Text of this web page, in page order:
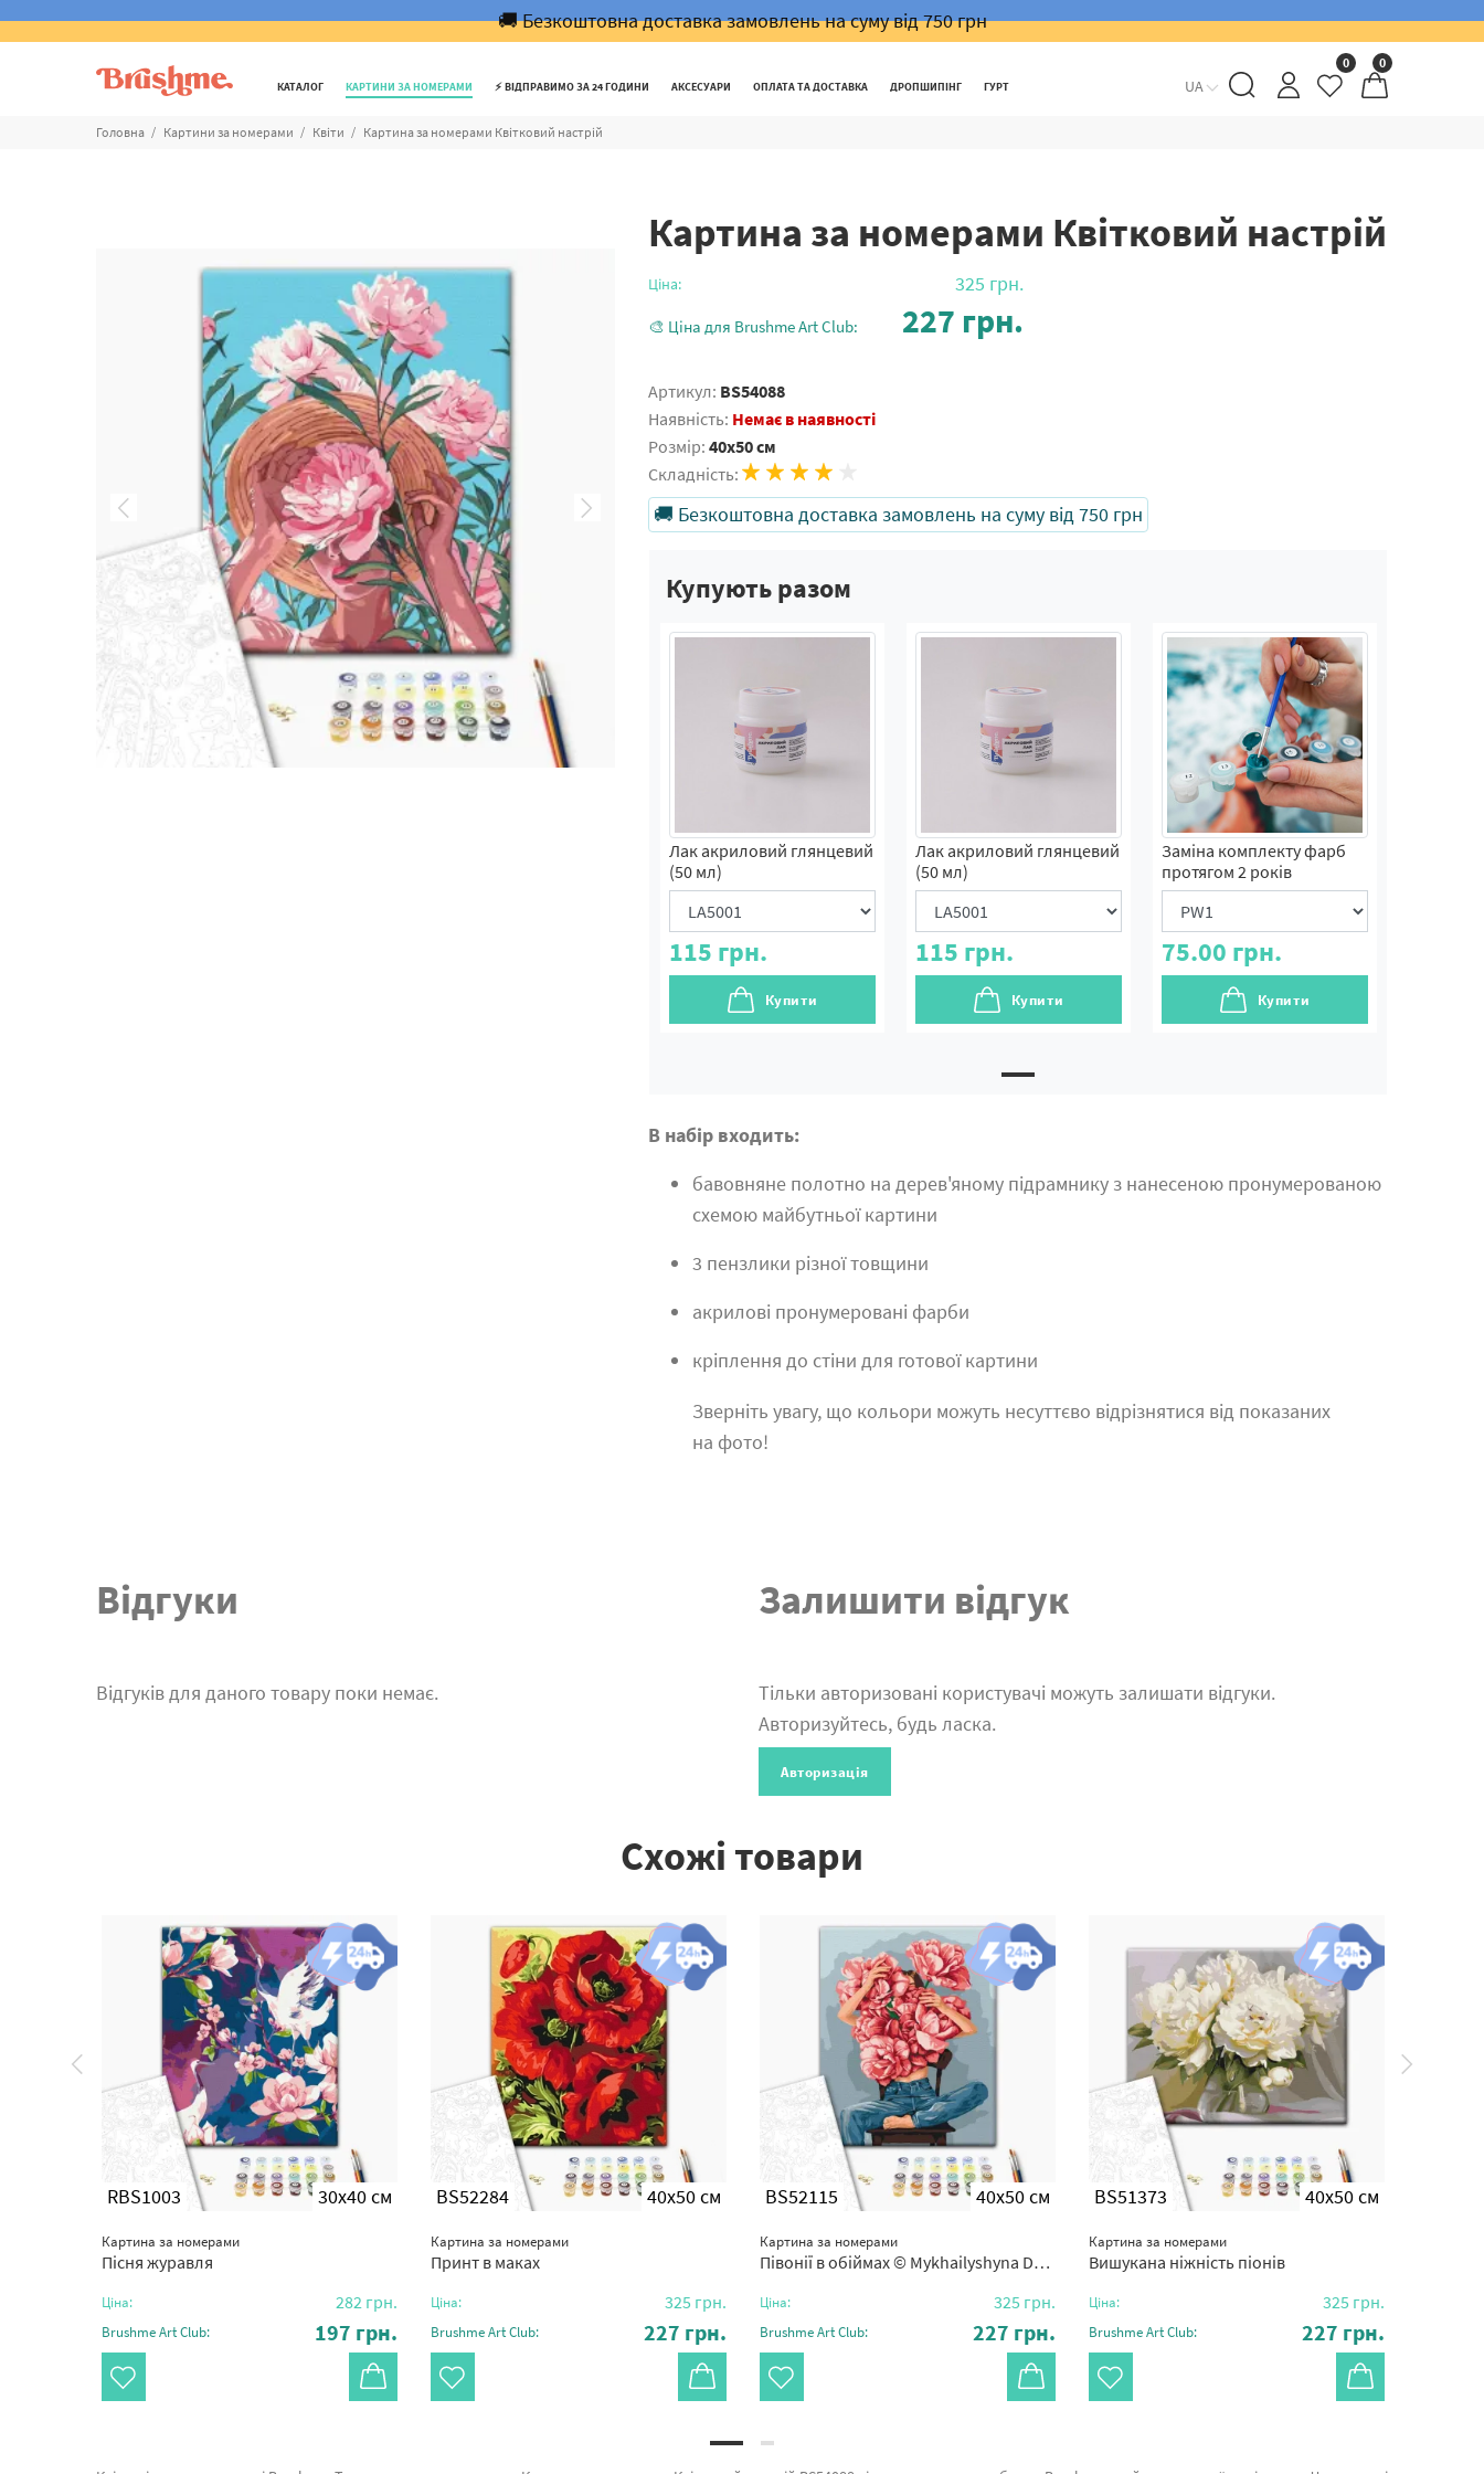
🚚 Безкоштовна доставка замовлень на суму від 750 грн
КАТАЛОГ КАРТИНИ ЗА НОМЕРАМИ ⚡️ ВІДПРАВИМО ЗА 24 ГОДИНИ АКСЕСУАРИ ОПЛАТА ТА ДОСТАВКА ДРОПШИПІНГ ГУРТ UA
0 0
Головна Картини за номерами Квіти Картина за номерами Квітковий настрій
Картина за номерами Квітковий настрій
Ціна: 325 грн.
🎨 Ціна для Brushme Art Club: 227 грн.
Артикул: BS54088
Наявність: Немає в наявності
Розмір: 40x50 см
Складність:
🚚 Безкоштовна доставка замовлень на суму від 750 грн
Купують разом
Лак акриловий глянцевий
(50 мл)
115 грн.
Купити
Лак акриловий глянцевий
(50 мл)
115 грн.
Купити
Заміна комплекту фарб
протягом 2 років
75.00 грн.
Купити
В набір входить:
бавовняне полотно на дерев'яному підрамнику з нанесеною пронумерованою
схемою майбутньої картини
3 пензлики різної товщини
акрилові пронумеровані фарби
кріплення до стіни для готової картини
Зверніть увагу, що кольори можуть несуттєво відрізнятися від показаних
на фото!
Відгуки
Відгуків для даного товару поки немає.
Залишити відгук
Тільки авторизовані користувачі можуть залишати відгуки.
Авторизуйтесь, будь ласка.
Авторизація
Схожі товари
RBS1003 30x40 см
Картина за номерами
Пісня журавля
Ціна: 282 грн.
Brushme Art Club: 197 грн.
BS52284 40x50 см
Картина за номерами
Принт в маках
Ціна: 325 грн.
Brushme Art Club: 227 грн.
BS52115 40x50 см
Картина за номерами
Півонії в обіймах © Mykhailyshyna Daria
Ціна: 325 грн.
Brushme Art Club: 227 грн.
BS51373 40x50 см
Картина за номерами
Вишукана ніжність піонів
Ціна: 325 грн.
Brushme Art Club: 227 грн.